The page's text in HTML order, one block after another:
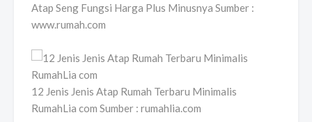
Atap Seng Fungsi Harga Plus Minusnya Sumber :
www.rumah.com
12 Jenis Jenis Atap Rumah Terbaru Minimalis
RumahLia com Sumber : rumahlia.com